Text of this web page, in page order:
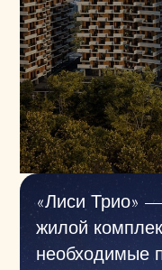
«Лиси Трио»
жилой
необходимые